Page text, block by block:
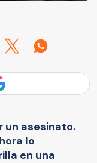
un asesinato.
lo
en una